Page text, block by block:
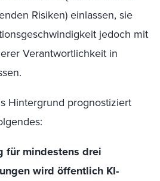
Risiken) einlassen, sie
jedoch mit
Verantwortlichkeit in
Hintergrund prognostiziert
für mindestens drei
wird öffentlich KI-